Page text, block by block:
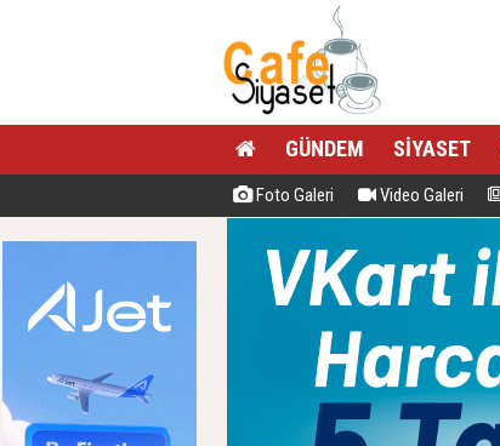
GÜNDEM SİYASET
Foto Galeri Video Galeri